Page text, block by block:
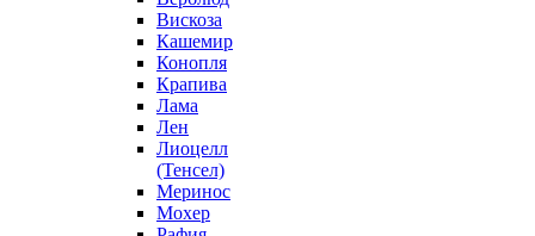
Вискоза
Кашемир
Конопля
Крапива
Лама
Лен
Лиоцелл
(Тенсел)
Меринос
Мохер